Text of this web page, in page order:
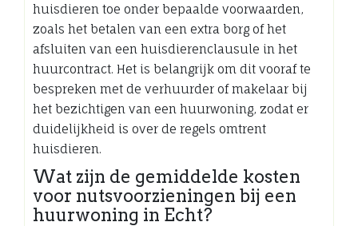
huisdieren toe onder bepaalde voorwaarden,
zoals het betalen van een extra borg of het
afsluiten van een huisdierenclausule in het
huurcontract. Het is belangrijk om dit vooraf te
bespreken met de verhuurder of makelaar bij
het bezichtigen van een huurwoning, zodat er
duidelijkheid is over de regels omtrent
huisdieren.
Wat zijn de gemiddelde kosten
voor nutsvoorzieningen bij een
huurwoning in Echt?